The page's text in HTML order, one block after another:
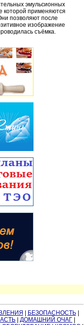
эмульсионных
которой применяются
позволяют после
изображение
съёмка.
БЕЗОПАСНОСТЬ|
ДОМАШНИЙ ОЧАГ